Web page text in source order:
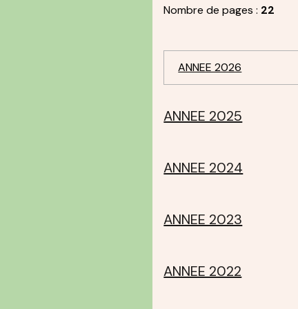
Nombre de pages : 22
ANNEE 2026
ANNEE 2025
ANNEE 2024
ANNEE 2023
ANNEE 2022